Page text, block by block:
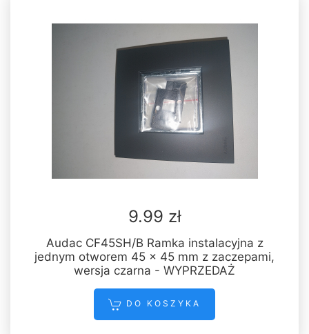
9.99 zł
Audac CF45SH/B Ramka instalacyjna z
jednym otworem 45 x 45 mm z zaczepami,
wersja czarna - WYPRZEDAŻ
DO KOSZYKA